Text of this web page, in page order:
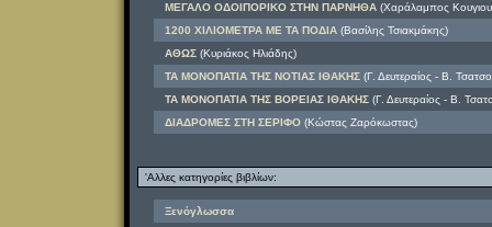
ΜΕΓΑΛΟ ΟΔΟΙΠΟΡΙΚΟ ΣΤΗΝ ΠΑΡΝΗΘΑ(Χαράλαμπος
1200 ΧΙΛΙΟΜΕΤΡΑ ΜΕ ΤΑ ΠΟΔΙΑ(Βασίλης Τσιακμάκης)
ΑΘΩΣ(Κυριάκος Ηλιάδης)
ΤΑ ΜΟΝΟΠΑΤΙΑ ΤΗΣ ΝΟΤΙΑΣ ΙΘΑΚΗΣ(Γ. Δευτεραίος - Β.
ΤΑ ΜΟΝΟΠΑΤΙΑ ΤΗΣ ΒΟΡΕΙΑΣ ΙΘΑΚΗΣ(Γ. Δευτεραίος - Β.
ΔΙΑΔΡΟΜΕΣ ΣΤΗ ΣΕΡΙΦΟ(Κώστας Ζαρόκωστας)
'Αλλες κατηγορίες βιβλίων:
Ξενόγλωσσα